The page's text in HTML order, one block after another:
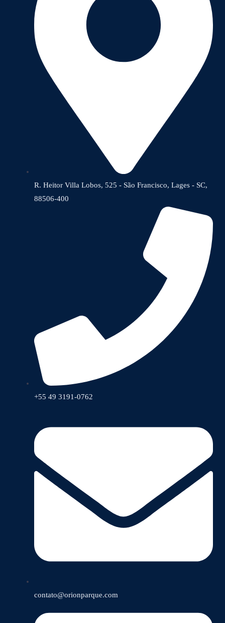
R. Heitor Villa Lobos, 525 - São Francisco, Lages - SC,
88506-400
+55 49 3191-0762
contato@orionparque.com